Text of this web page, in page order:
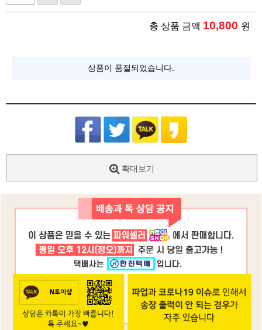
총 상품 금액 10,800 원
상품이 품절되었습니다.
확대보기